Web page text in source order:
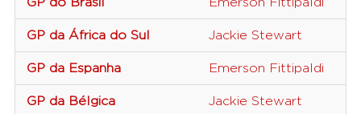
GP da África do Sul Jackie Stewart
GP da Espanha Emerson Fittipaldi
GP da Bélgica Jackie Stewart